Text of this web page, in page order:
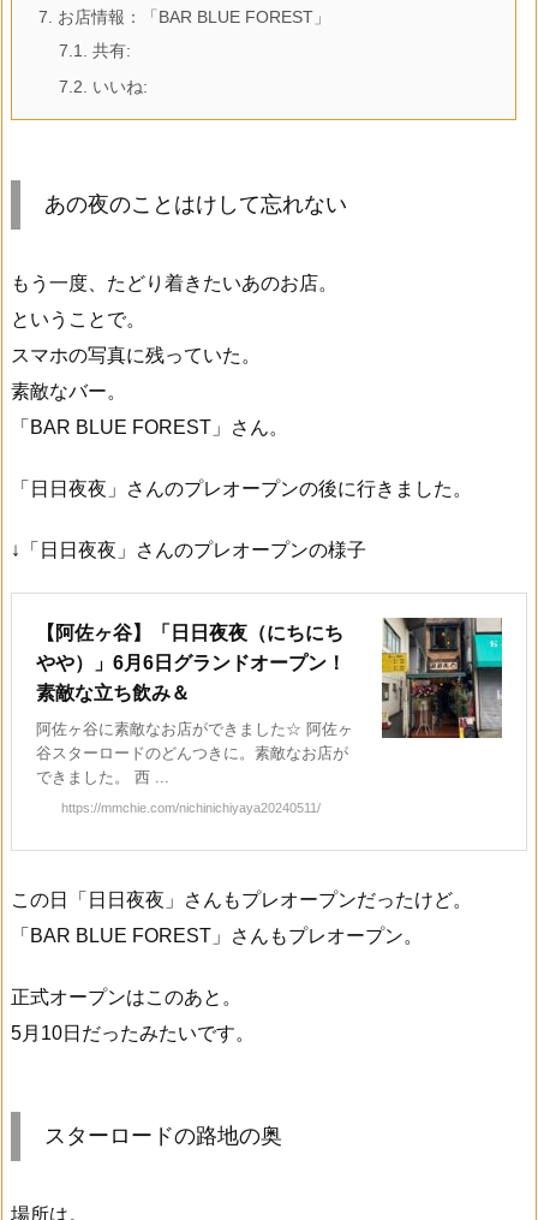
7.
お店情報：「BAR BLUE FOREST」
7.1.
共有:
7.2.
いいね:
あの夜のことはけして忘れない
もう一度、たどり着きたいあのお店。
ということで。
スマホの写真に残っていた。
素敵なバー。
「BAR BLUE FOREST」さん。
「日日夜夜」さんのプレオープンの後に行きました。
↓「日日夜夜」さんのプレオープンの様子
【阿佐ヶ谷】「日日夜夜（にちにち
やや）」6月6日グランドオープン！
素敵な立ち飲み＆
阿佐ヶ谷に素敵なお店ができました☆ 阿佐ヶ
谷スターロードのどんつきに。素敵なお店が
できました。 西 ...
https://mmchie.com/nichinichiyaya20240511/
この日「日日夜夜」さんもプレオープンだったけど。
「BAR BLUE FOREST」さんもプレオープン。
正式オープンはこのあと。
5月10日だったみたいです。
スターロードの路地の奥
場所は。